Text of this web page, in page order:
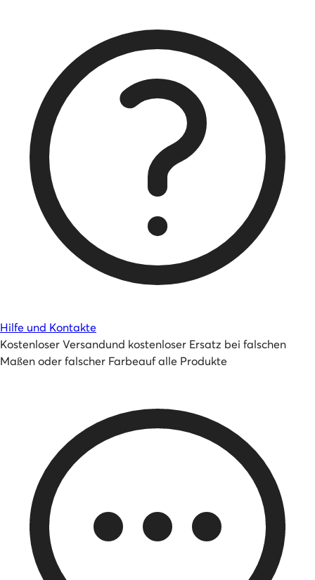
Hilfe und Kontakte
Kostenloser Versandund kostenloser Ersatz bei falschen
Maßen oder falscher Farbeauf alle Produkte